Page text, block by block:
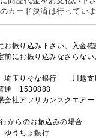
カード決済は行っていま
お振り込み下さい。入金確
にお振り込みなさらない
埼玉りそな銀行 川越支
通 1530888
社アフリカンスクエアー
からのお振込みの場合
うちょ銀行